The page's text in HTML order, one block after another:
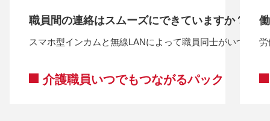
職員間の連絡はスムーズにできていますか？
スマホ型インカムと無線LANによって職員同士がいつでも
介護職員いつでもつながるパック
労